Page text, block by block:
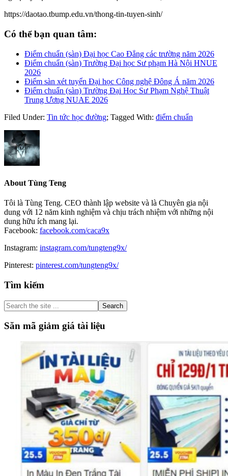
https://daotao.tbump.edu.vn/thong-tin-tuyen-sinh/
Có thể bạn quan tâm:
Điểm chuẩn (sàn) Đại học Cao Đẳng các trường năm 2026
Điểm chuẩn (sàn) Trường Đại học Sư phạm Hà Nội HNUE
2026
Điểm sàn xét tuyển Đại học Công nghệ Đông Á năm 2026
Điểm chuẩn (sàn) Trường Đại Học Sư Phạm Nghệ Thuật
Trung Ương NUAE 2026
Filed Under: Tin tức học đường; Tagged With: điểm chuẩn
About Tùng Teng
Tôi là Tùng Teng. CEO thành lập website và là Chuyên gia nội
dung với 12 năm kinh nghiệm và chịu trách nhiệm với những nội
dung hữu ích mang lại.
Facebook: facebook.com/caca9x
Instagram: instagram.com/tungteng9x/
Pinterest: pinterest.com/tungteng9x/
Primary
Sidebar
Tìm kiếm
Search
the
site
...
Săn mã giảm giá tài liệu